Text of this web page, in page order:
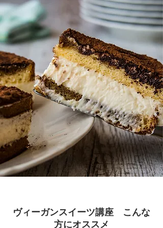
ヴィーガンスイーツ講座 こんな
方にオススメ